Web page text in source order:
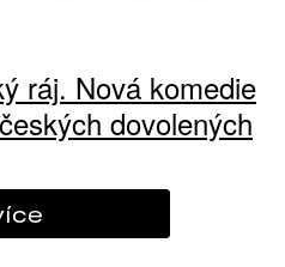
ráj. Nová komedie
dovolených